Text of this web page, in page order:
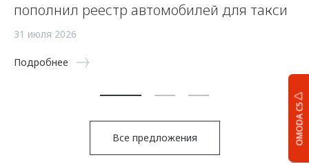
OMODA C5
пополнил реестр автомобилей для такси
31 июля 2026
Подробнее
Все предложения